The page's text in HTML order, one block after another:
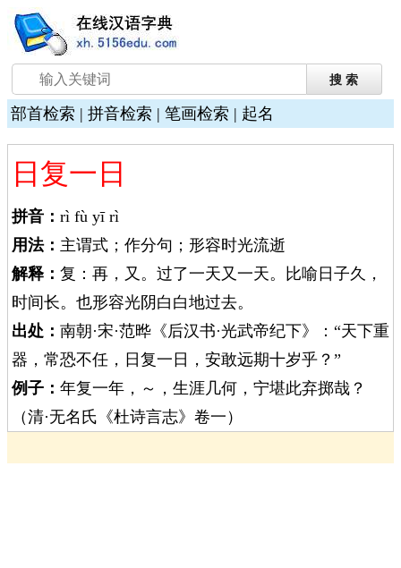
部首检索 | 拼音检索 | 笔画检索 | 起名
日复一日
拼音： rì fù yī rì
用法： 主谓式；作分句；形容时光流逝
解释： 复：再，又。过了一天又一天。比喻日子久，
时间长。也形容光阴白白地过去。
出处： 南朝·宋·范晔《后汉书·光武帝纪下》：“天下重
器，常恐不任，日复一日，安敢远期十岁乎？”
例子： 年复一年，～，生涯几何，宁堪此弃掷哉？
（清·无名氏《杜诗言志》卷一）